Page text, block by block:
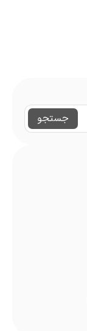
جستجو